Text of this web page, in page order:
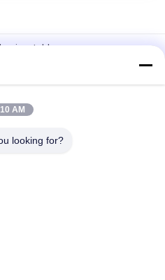
40CrNi2Mo 1.6511
Welle exzentrische
AM
looking for?